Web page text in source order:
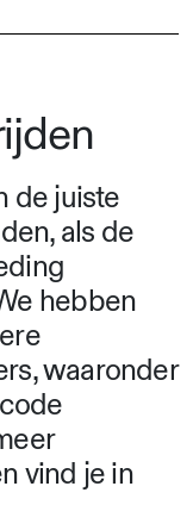
de juiste
als de
hebben
waaronder
vind je in